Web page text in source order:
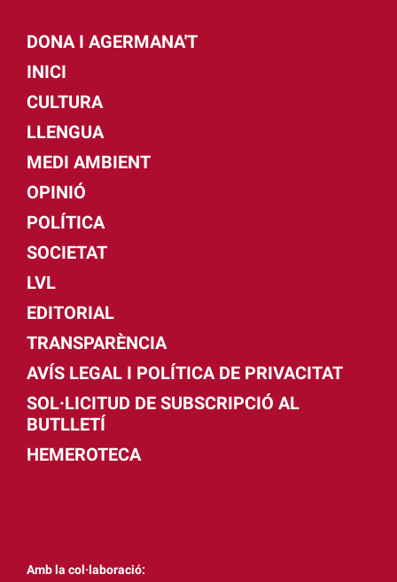
DONA I AGERMANA'T
INICI
CULTURA
LLENGUA
MEDI AMBIENT
OPINIÓ
POLÍTICA
SOCIETAT
LVL
EDITORIAL
TRANSPARÈNCIA
AVÍS LEGAL I POLÍTICA DE PRIVACITAT
SOL·LICITUD DE SUBSCRIPCIÓ AL
BUTLLETÍ
HEMEROTECA
Amb la col·laboració: